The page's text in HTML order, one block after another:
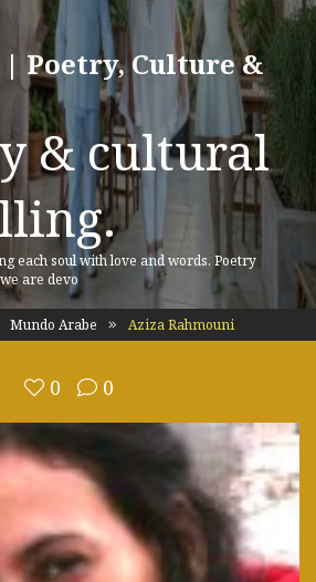
Poetry, Culture &
& cultural
each soul with love and words. Poetry
are devo
Mundo Arabe Aziza Rahmouni
0 0